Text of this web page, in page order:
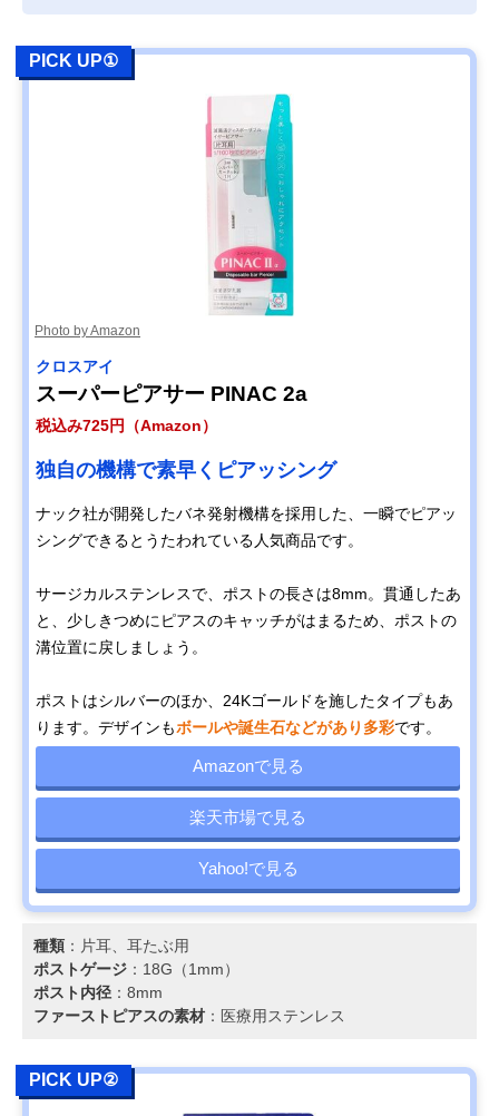
PICK UP①
Photo by Amazon
クロスアイ
スーパーピアサー PINAC 2a
税込み725円（Amazon）
独自の機構で素早くピアッシング
ナック社が開発したバネ発射機構を採用した、一瞬でピアッ
シングできるとうたわれている人気商品です。
サージカルステンレスで、ポストの長さは8mm。貫通したあ
と、少しきつめにピアスのキャッチがはまるため、ポストの
溝位置に戻しましょう。
ポストはシルバーのほか、24Kゴールドを施したタイプもあ
ります。デザインもボールや誕生石などがあり多彩です。
Amazonで見る
楽天市場で見る
Yahoo!で見る
種類 ：片耳、耳たぶ用
ポストゲージ ：18G（1mm）
ポスト内径 ：8mm
ファーストピアスの素材 ：医療用ステンレス
PICK UP②